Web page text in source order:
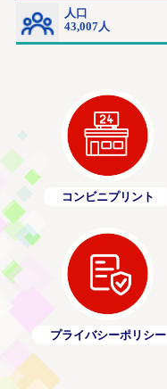
コンビニプリント
プライバシーポリシー